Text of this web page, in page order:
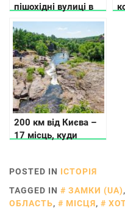
пішохідні вулиці в
різних містах
України
200 км від Києва –
17 місць, куди
POSTED IN ІСТОРІЯ
TAGGED IN
ЗАМКИ (UA),
ОБЛАСТЬ, МІСЦЯ,